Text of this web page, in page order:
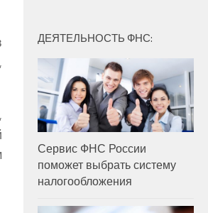
ДЕЯТЕЛЬНОСТЬ ФНС:
Сервис ФНС России
поможет выбрать систему
налогообложения